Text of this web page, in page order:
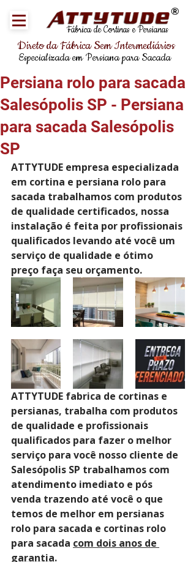
Fábrica de Cortinas e Persianas
®
Direto da Fábrica Sem Intermediários
Especializada em Persiana para Sacada
Persiana rolo para sacada
Salesópolis SP - Persiana
para sacada Salesópolis
SP
ATTYTUDE empresa especializada
em cortina e persiana rolo para
sacada trabalhamos com produtos
de qualidade certificados, nossa
instalação é feita por profissionais
qualificados levando até você um
serviço de qualidade e ótimo
preço faça seu orçamento.
ATTYTUDE fabrica de cortinas e
persianas, trabalha com produtos
de qualidade e profissionais
qualificados para fazer o melhor
serviço para você nosso cliente de
Salesópolis SP trabalhamos com
atendimento imediato e pós
venda trazendo até você o que
temos de melhor em persianas
rolo para sacada e cortinas rolo
para sacada com dois anos de
garantia.